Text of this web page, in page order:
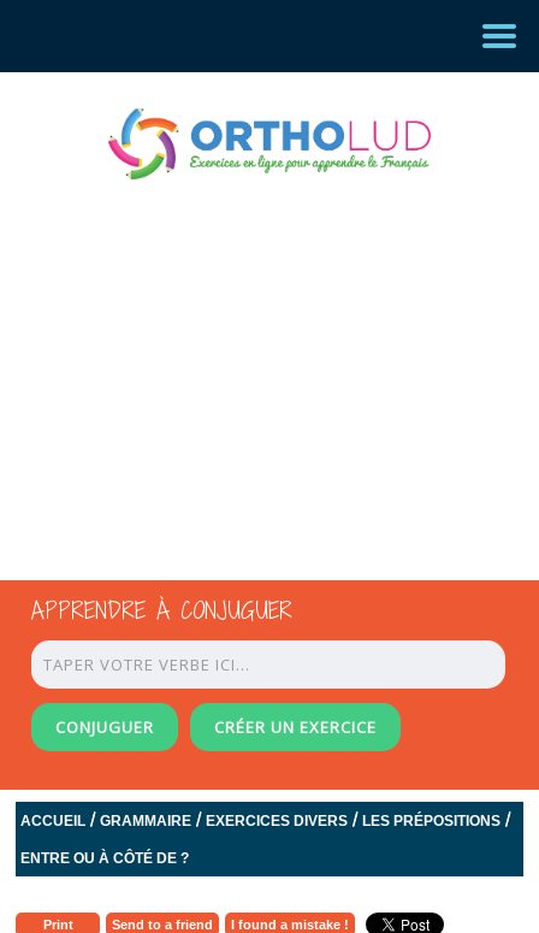
APPRENDRE À CONJUGUER
CONJUGUER CRÉER UN EXERCICE
ACCUEIL /GRAMMAIRE /EXERCICES DIVERS /LES PRÉPOSITIONS /
ENTRE OU À CÔTÉ DE ?
Print Send to a friend I found a mistake !